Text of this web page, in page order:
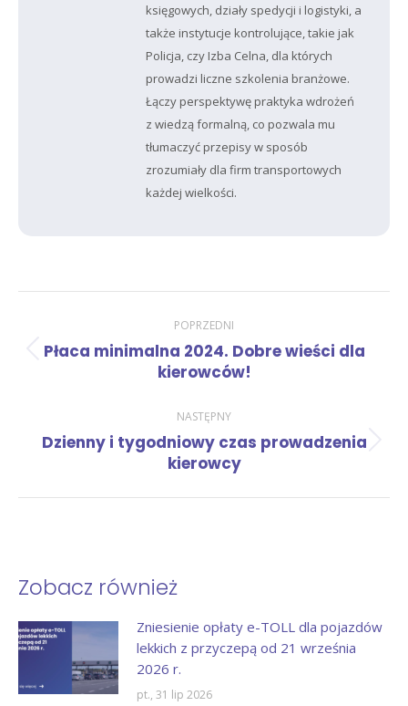
księgowych, działy spedycji i logistyki, a
także instytucje kontrolujące, takie jak
Policja, czy Izba Celna, dla których
prowadzi liczne szkolenia branżowe.
Łączy perspektywę praktyka wdrożeń
z wiedzą formalną, co pozwala mu
tłumaczyć przepisy w sposób
zrozumiały dla firm transportowych
każdej wielkości.
Nawigacja
wpisów
POPRZEDNI
Poprzedni
wpis:
Płaca minimalna 2024. Dobre wieści dla
kierowców!
NASTĘPNY
Następny
wpis:
Dzienny i tygodniowy czas prowadzenia
kierowcy
Zobacz również
Zniesienie opłaty e-TOLL dla pojazdów
lekkich z przyczepą od 21 września
2026 r.
pt., 31 lip 2026